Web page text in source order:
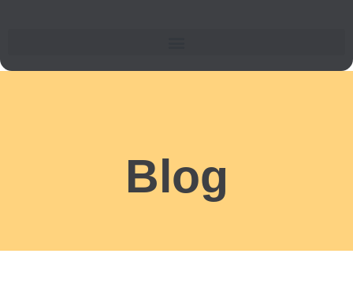
Blog